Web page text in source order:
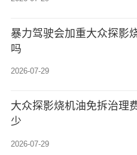
暴力驾驶会加重大众探影
吗
2026-07-29
大众探影烧机油免拆治理
少
2026-07-29